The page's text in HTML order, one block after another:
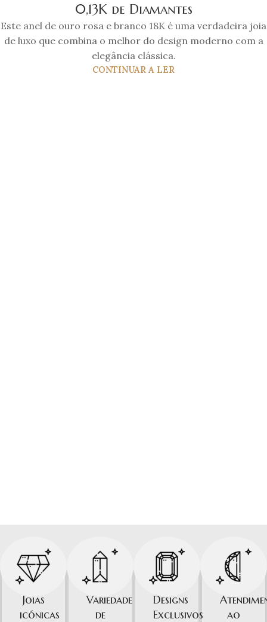
0,13K de Diamantes
Este anel de ouro rosa e branco 18K é uma verdadeira joia
de luxo que combina o melhor do design moderno com a
elegância clássica.
CONTINUAR A LER
Joias
icónicas
Variedade
de
Designs
Exclusivos
ao